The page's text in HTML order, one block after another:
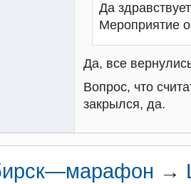
Да
Мероприятие
Да, все
Вопрос, что
закрылся, да.
→